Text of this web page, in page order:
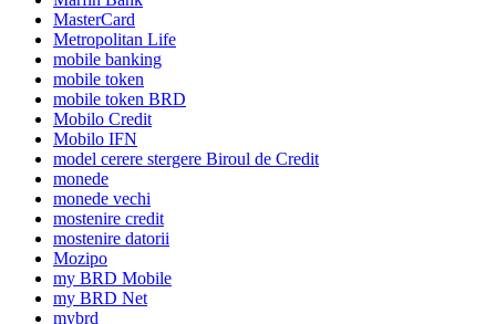
MasterCard
Metropolitan Life
mobile banking
mobile token
mobile token BRD
Mobilo Credit
Mobilo IFN
model cerere stergere Biroul de Credit
monede
monede vechi
mostenire credit
mostenire datorii
Mozipo
my BRD Mobile
my BRD Net
mybrd